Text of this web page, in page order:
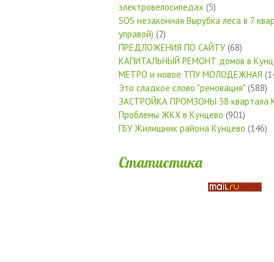
электровелосипедах (5)
SOS незаконная Вырубка леса в 7
управой) (2)
ПРЕДЛОЖЕНИЯ ПО САЙТУ(68)
КАПИТАЛЬНЫЙ РЕМОНТ домов в
МЕТРО и новое ТПУ МОЛОДЕЖНАЯ
Это сладкое слово "реновация" (588)
ЗАСТРОЙКА ПРОМЗОНЫ 38 квартала
Проблемы ЖКХ в Кунцево (901)
ГБУ Жилищник района Кунцево (146)
Статистика